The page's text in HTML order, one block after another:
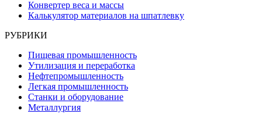
Конвертер веса и массы
Калькулятор материалов на шпатлевку
РУБРИКИ
Пищевая промышленность
Утилизация и переработка
Нефтепромышленность
Легкая промышленность
Станки и оборудование
Металлургия